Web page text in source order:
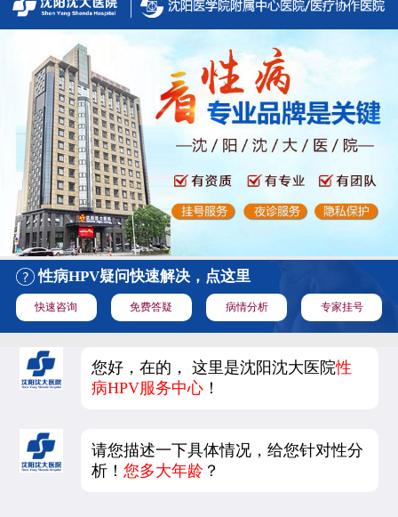
性病HPV疑问快速解决，点这里
快速咨询 免费答疑 病情分析 专家挂号
您好，在的， 这里是沈阳沈大医院性
病HPV服务中心 ！
请您描述一下具体情况，给您针对性分
析！您多大年龄 ？